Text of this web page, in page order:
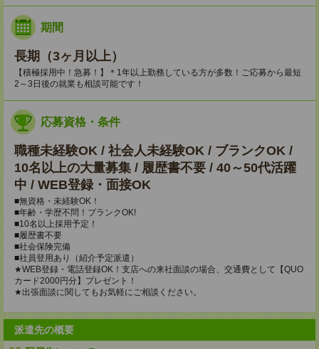
期間
長期（3ヶ月以上）
【積極採用中！急募！】＊1年以上勤務している方が多数！ご応募から最短
2～3日後の就業も相談可能です！
応募資格・条件
職種未経験OK / 社会人未経験OK / ブランクOK /
10名以上の大量募集 / 履歴書不要 / 40～50代活躍
中 / WEB登録・面接OK
■無資格・未経験OK！
■年齢・学歴不問！ブランクOK!
■10名以上採用予定！
■履歴書不要
■社会保険完備
■社員登用あり（紹介予定派遣）
★WEB登録・電話登録OK！支店への来社面談の場合、交通費として【QUO
カード2000円分】プレゼント！
★出張面談に関してもお気軽にご相談ください。
派遣先の概要